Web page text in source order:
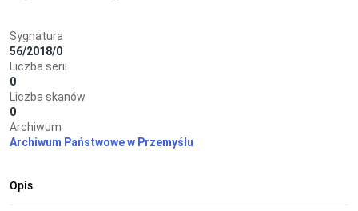
Bednarce - zespół
został przekazany do
Archiwum
Państwowego w
Rzeszowie Oddział w
Sygnatura
56/2018/0
Liczba serii
0
Liczba skanów
0
Archiwum
Archiwum Państwowe w Przemyślu
Opis